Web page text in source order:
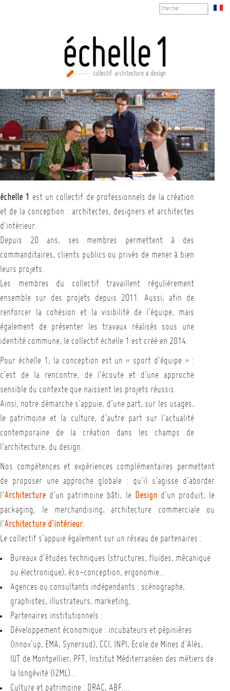
échelle 1 est un collectif de professionnels de la création
et de la conception : architectes, designers et architectes
d'intérieur.
Depuis 20 ans, ses membres permettent à des
commanditaires, clients publics ou privés de mener à bien
leurs projets.
Les membres du collectif travaillent régulièrement
ensemble sur des projets depuis 2011. Aussi, afin de
renforcer la cohésion et la visibilité de l’équipe, mais
également de présenter les travaux réalisés sous une
identité commune, le collectif échelle 1 est créé en 2014.
Pour échelle 1, la conception est un « sport d'équipe » :
c’est de la rencontre, de l’écoute et d’une approche
sensible du contexte que naissent les projets réussis.
Ainsi, notre démarche s'appuie, d’une part, sur les usages,
le patrimoine et la culture, d’autre part sur l’actualité
contemporaine de la création dans les champs de
l’architecture, du design.
Nos compétences et expériences complémentaires permettent
de proposer une approche globale : qu’il s’agisse d’aborder
l’Architecture d’un patrimoine bâti, le Designd’un produit, le
packaging, le merchandising, architecture commerciale ou
l’Architecture d'intérieur.
Le collectif s’appuie également sur un réseau de partenaires :
Bureaux d’études techniques (structures, fluides, mécanique
ou électronique), éco-conception, ergonomie…
Agences ou consultants indépendants : scénographe,
graphistes, illustrateurs, marketing,
Partenaires institutionnels :
Développement économique : incubateurs et pépinières
(Innov’up, EMA, Synersud), CCI, INPI, Ecole de Mines d'Alès,
IUT de Montpellier, PFT, Institut Méditerranéen des métiers de
la longévité (I2ML)…
Culture et patrimoine : DRAC, ABF….